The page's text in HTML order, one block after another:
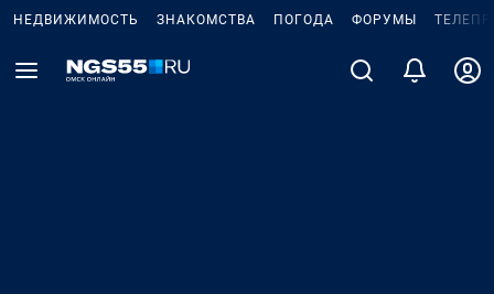
НЕДВИЖИМОСТЬ ЗНАКОМСТВА ПОГОДА ФОРУМЫ